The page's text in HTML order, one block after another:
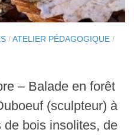
/ATELIER PÉDAGOGIQUE /
– Balade en forêt
(sculpteur) à
de bois insolites, de